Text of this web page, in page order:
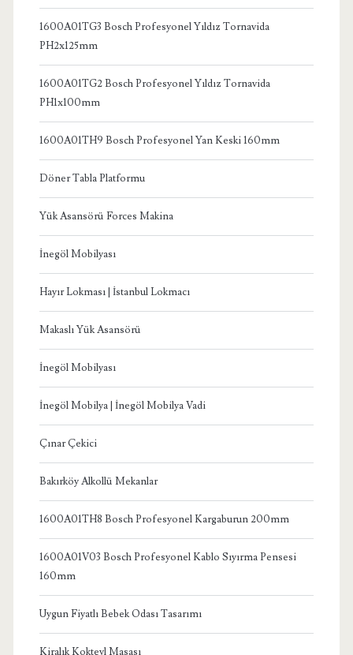
1600A01TG3 Bosch Profesyonel Yıldız Tornavida
PH2x125mm
1600A01TG2 Bosch Profesyonel Yıldız Tornavida
PH1x100mm
1600A01TH9 Bosch Profesyonel Yan Keski 160mm
Döner Tabla Platformu
Yük Asansörü Forces Makina
İnegöl Mobilyası
Hayır Lokması | İstanbul Lokmacı
Makaslı Yük Asansörü
İnegöl Mobilyası
İnegöl Mobilya | İnegöl Mobilya Vadi
Çınar Çekici
Bakırköy Alkollü Mekanlar
1600A01TH8 Bosch Profesyonel Kargaburun 200mm
1600A01V03 Bosch Profesyonel Kablo Sıyırma Pensesi
160mm
Uygun Fiyatlı Bebek Odası Tasarımı
Kiralık Kokteyl Masası